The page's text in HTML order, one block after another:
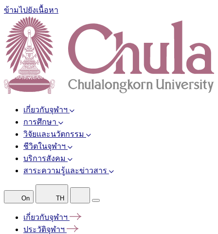
ข้ามไปยังเนื้อหา
เกี่ยวกับจุฬาฯ
การศึกษา
วิจัยและนวัตกรรม
ชีวิตในจุฬาฯ
บริการสังคม
สาระความรู้และข่าวสาร
On TH
เกี่ยวกับจุฬาฯ
ประวัติจุฬาฯ